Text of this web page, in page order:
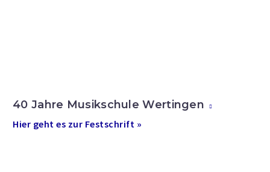
40 Jahre Musikschule Wertingen
Hier geht es zur Festschrift »